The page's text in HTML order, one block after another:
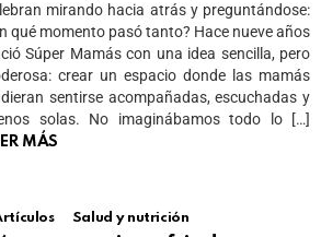
mirando hacia atrás y preguntándose:
qué momento pasó tanto? Hace nueve años
Súper Mamás con una idea sencilla, pero
crear un espacio donde las mamás
sentirse acompañadas, escuchadas y
solas. No imaginábamos todo lo […]
MÁS
Salud y nutrición